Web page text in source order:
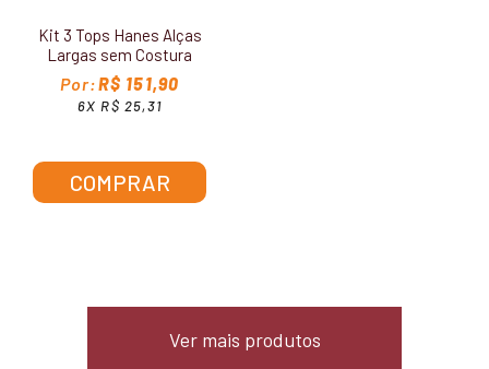
LANÇAMENTOS
Kit 3 Tops Hanes Alças
Largas sem Costura
5762
R$ 151,90
6X R$ 25,31
COMPRAR
Ver mais produtos